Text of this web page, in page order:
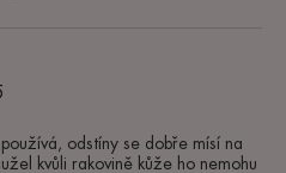
odstíny se dobře mísí na
kvůli rakovině kůže ho nemohu